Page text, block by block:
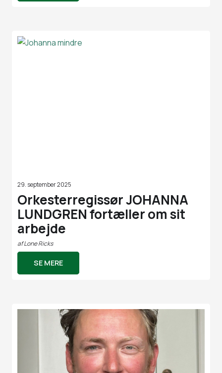
29. september 2025
Orkesterregissør JOHANNA
LUNDGREN fortæller om sit
arbejde
afLone Ricks
SE MERE